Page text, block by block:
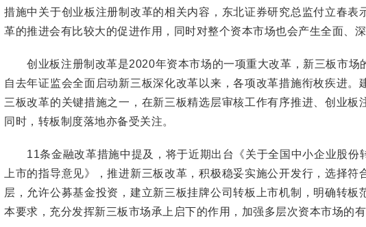
措施中关于创业板注册制改革的相关内容，东北证券研究总监付立春表
革的推进会有比较大的促进作用，同时对整个资本市场也会产生全面、深
创业板注册制改革是2020年资本市场的一项重大改革，新三板市场
自去年证监会全面启动新三板深化改革以来，各项改革措施衔枚疾进。
三板改革的关键措施之一，在新三板精选层审核工作有序推进、创业板
同时，转板制度落地亦备受关注。
11条金融改革措施中提及，将于近期出台《关于全国中小企业股份
上市的指导意见》，推进新三板改革，积极稳妥实施公开发行，选择符
层，允许公募基金投资，建立新三板挂牌公司转板上市机制，明确转板
本要求，充分发挥新三板市场承上启下的作用，加强多层次资本市场的有